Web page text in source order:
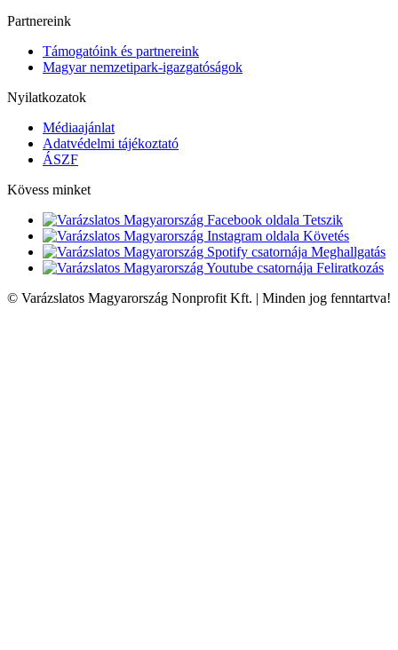
Partnereink
Támogatóink és partnereink
Magyar nemzetipark-igazgatóságok
Nyilatkozatok
Médiaajánlat
Adatvédelmi tájékoztató
ÁSZF
Kövess minket
Tetszik
Követés
Meghallgatás
Feliratkozás
© Varázslatos Magyarország Nonprofit Kft. | Minden jog fenntartva!